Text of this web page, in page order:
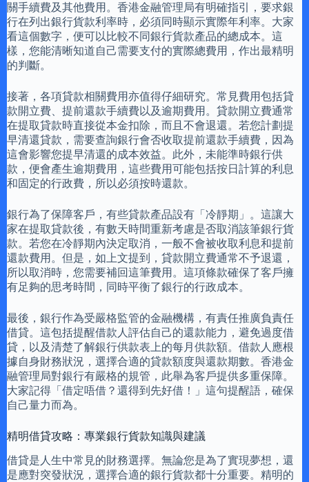
關手續費及其他費用。香港金融管理局有明確指引，要求銀
行在列出銀行貨款利率時，必須同時顯示實際年利率。大家
看這個數字，便可以比較不同銀行貨款產品的總成本。這
樣，您能清晰知道自己需要支付的實際總費用，作出最精明
的判斷。
接著，各項貸款相關費用亦值得仔細研究。常見費用包括貸
款開立費、提前還款手續費以及逾期費用。貸款開立費通常
在提取貸款時直接從本金扣除，而且不會退還。若您計劃提
早清還貸款，需要查詢銀行會否收取提前還款手續費，因為
這會影響您提早清還的成本效益。此外，未能準時銀行供
款，便會產生逾期費用，這些費用可能包括按日計算的利息
和固定的行政費，所以必須按時還款。
銀行為了保障客戶，有些貸款產品設有「冷靜期」。這讓大
家在提取貸款後，有數天時間重新考慮是否取消該筆銀行貨
款。若您在冷靜期內決定取消，一般不會被收取利息和提前
還款費用。但是，如上文提到，貸款開立費通常不予退還，
所以取消時，您需要補回這筆費用。這項條款確保了客戶擁
有足夠的思考時間，同時平衡了銀行的行政成本。
最後，銀行作為受嚴格監管的金融機構，有責任推廣負責任
借貸。這包括提醒借款人評估自己的還款能力，避免過度借
貸，以及清楚了解銀行供款表上的每月供款額。借款人應根
據自身財務狀況，選擇合適的貸款額度與還款期數。香港金
融管理局對銀行有嚴格的規管，此舉為客戶提供多重保障。
大家記得「借定唔借？還得到先好借！」這句提醒語，確保
自己量力而為。
精明借貸攻略：專業銀行貨款知識與建議
借貸是人生中常見的財務選擇。無論您是為了實現夢想，還
是應對突發狀況，選擇合適的銀行貨款都十分重要。精明的